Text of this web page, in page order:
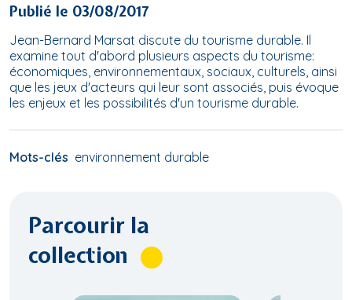
Publié le 03/08/2017
Jean-Bernard Marsat discute du tourisme durable. Il
examine tout d'abord plusieurs aspects du tourisme:
économiques, environnementaux, sociaux, culturels, ainsi
que les jeux d'acteurs qui leur sont associés, puis évoque
les enjeux et les possibilités d'un tourisme durable.
Mots-clés environnement durable
Parcourir la
collection